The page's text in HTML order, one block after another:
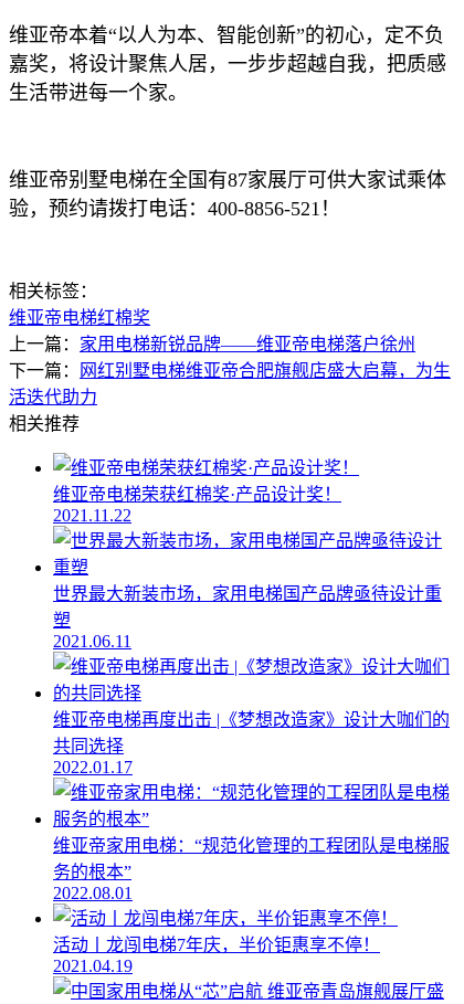
维亚帝本着“以人为本、智能创新”的初心，定不负
嘉奖，将设计聚焦人居，一步步超越自我，把质感
生活带进每一个家。
维亚帝别墅电梯在全国有87家展厅可供大家试乘体
验，预约请拨打电话：400-8856-521！
相关标签：
维亚帝电梯红棉奖
上一篇： 家用电梯新锐品牌——维亚帝电梯落户徐州
下一篇：
网红别墅电梯维亚帝合肥旗舰店盛大启幕，为生
活迭代助力
相关推荐
维亚帝电梯荣获红棉奖·产品设计奖！
2021.11.22
世界最大新装市场，家用电梯国产品牌亟待设计重
塑
2021.06.11
维亚帝电梯再度出击 |《梦想改造家》设计大咖们的
共同选择
2022.01.17
维亚帝家用电梯：“规范化管理的工程团队是电梯服
务的根本”
2022.08.01
活动丨龙闯电梯7年庆，半价钜惠享不停！
2021.04.19